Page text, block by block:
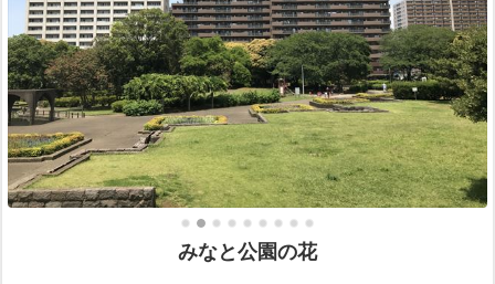
みなと公園の花